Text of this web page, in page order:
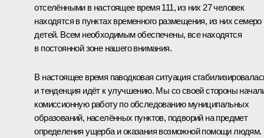
отселёнными в настоящее время 111, из них 27 человек
находятся в пунктах временного размещения, из них семеро
детей. Всем необходимым обеспечены, все находятся
в постоянной зоне нашего внимания.
В настоящее время паводковая ситуация
и тенденция идёт к улучшению. Мы со своей стороны
комиссионную работу по обследованию муниципальных
образований, населённых пунктов, подворий на предмет
определения ущерба и оказания возможной помощи людям.